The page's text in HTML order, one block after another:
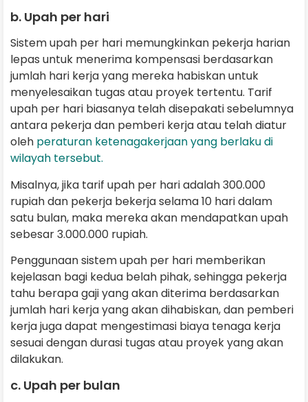
b. Upah per hari
Sistem upah per hari memungkinkan pekerja harian
lepas untuk menerima kompensasi berdasarkan
jumlah hari kerja yang mereka habiskan untuk
menyelesaikan tugas atau proyek tertentu. Tarif
upah per hari biasanya telah disepakati sebelumnya
antara pekerja dan pemberi kerja atau telah diatur
oleh peraturan ketenagakerjaan yang berlaku di
wilayah tersebut.
Misalnya, jika tarif upah per hari adalah 300.000
rupiah dan pekerja bekerja selama 10 hari dalam
satu bulan, maka mereka akan mendapatkan upah
sebesar 3.000.000 rupiah.
Penggunaan sistem upah per hari memberikan
kejelasan bagi kedua belah pihak, sehingga pekerja
tahu berapa gaji yang akan diterima berdasarkan
jumlah hari kerja yang akan dihabiskan, dan pemberi
kerja juga dapat mengestimasi biaya tenaga kerja
sesuai dengan durasi tugas atau proyek yang akan
dilakukan.
c. Upah per bulan